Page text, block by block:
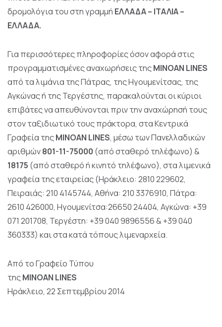
δρομολόγια του στη γραμμή ΕΛΛΑΔΑ – ΙΤΑΛΙΑ –
ΕΛΛΑΔΑ.
Για περισσότερες πληροφορίες όσον αφορά στις
προγραμματισμένες αναχωρήσεις τηςMINOAN LINES
από τα λιμάνια της Πάτρας, της Ηγουμενίτσας, της
Αγκώνας ή της Τεργέστης, παρακαλούνται οι κύριοι
επιβάτες να απευθύνονται πριν την αναχώρησή τους
στον ταξιδιωτικό τους πράκτορα, στα Κεντρικά
Γραφεία τηςMINOAN LINES, μέσω των Πανελλαδικών
αριθμών801-11-75000 (από σταθερό τηλέφωνο) &
18175 (από σταθερό ή κινητό τηλέφωνο), στα λιμενικά
γραφεία της εταιρείας (Ηράκλειο: 2810 229602,
Πειραιάς: 210 4145744, Αθήνα: 210 3376910, Πάτρα:
2610 426000, Ηγουμενίτσα:26650 24404, Αγκώνα: +39
071 201708, Τεργέστη: +39 040 9896556 & +39 040
360333) και στα κατά τόπους λιμεναρχεία.
Από το Γραφείο Τύπου
τηςMINOAN LINES
Ηράκλειο, 22 Σεπτεμβρίου 2014